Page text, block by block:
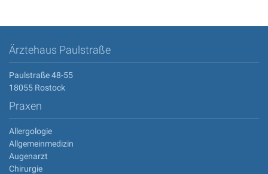
Ärztehaus Paulstraße
Paulstraße 48-55
18055 Rostock
Praxen
Allergologie
Allgemeinmedizin
Augenarzt
Chirurgie